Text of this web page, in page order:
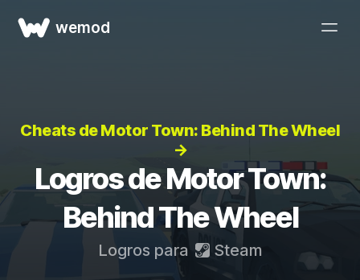
wemod
Cheats de Motor Town: Behind The Wheel
→
Logros de Motor Town:
Behind The Wheel
Logros para Steam